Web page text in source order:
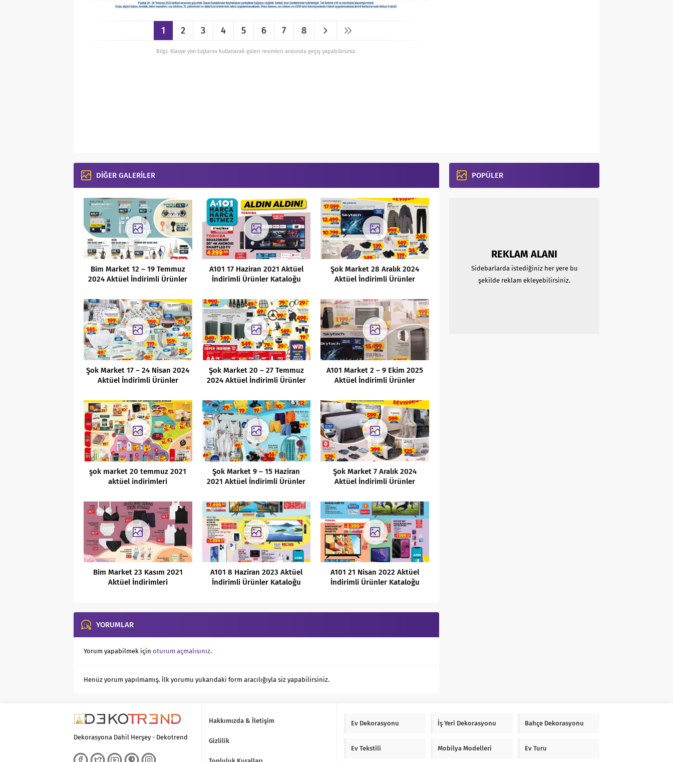
1 2 3 4 5 6 7 8
Bilgi: Klavye yön tuşlarını kullanarak galeri resimleri arasında geçiş yapabilirsiniz.
DİĞER GALERİLER
Bim Market 12 – 19 Temmuz
2024 Aktüel İndirimli Ürünler
A101 17 Haziran 2021 Aktüel
İndirimli Ürünler Kataloğu
Şok Market 28 Aralık 2024
Aktüel İndirimli Ürünler
Şok Market 17 – 24 Nisan 2024
Aktüel İndirimli Ürünler
Şok Market 20 – 27 Temmuz
2024 Aktüel İndirimli Ürünler
A101 Market 2 – 9 Ekim 2025
Aktüel İndirimli Ürünler
şok market 20 temmuz 2021
aktüel indirimleri
Şok Market 9 – 15 Haziran
2021 Aktüel İndirimli Ürünler
Şok Market 7 Aralık 2024
Aktüel İndirimli Ürünler
Bim Market 23 Kasım 2021
Aktüel İndirimleri
A101 8 Haziran 2023 Aktüel
İndirimli Ürünler Kataloğu
A101 21 Nisan 2022 Aktüel
İndirimli Ürünler Kataloğu
YORUMLAR
Yorum yapabilmek için oturum açmalısınız.
Henüz yorum yapılmamış. İlk yorumu yukarıdaki form aracılığıyla siz yapabilirsiniz.
POPÜLER
REKLAM ALANI
Sidebarlarda istediğiniz her yere bu
şekilde reklam ekleyebilirsiniz.
Dekorasyona Dahil Herşey - Dekotrend
Hakkımızda & İletişim
Gizlilik
Ev Dekorasyonu İş Yeri Dekorasyonu Bahçe Dekorasyonu
Ev Tekstili Mobilya Modelleri Ev Turu